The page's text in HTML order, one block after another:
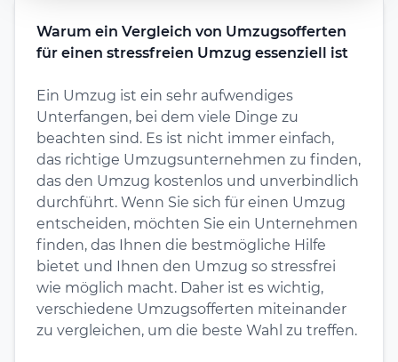
Warum ein Vergleich von Umzugsofferten
für einen stressfreien Umzug essenziell ist
Ein Umzug ist ein sehr aufwendiges
Unterfangen, bei dem viele Dinge zu
beachten sind. Es ist nicht immer einfach,
das richtige Umzugsunternehmen zu finden,
das den Umzug kostenlos und unverbindlich
durchführt. Wenn Sie sich für einen Umzug
entscheiden, möchten Sie ein Unternehmen
finden, das Ihnen die bestmögliche Hilfe
bietet und Ihnen den Umzug so stressfrei
wie möglich macht. Daher ist es wichtig,
verschiedene Umzugsofferten miteinander
zu vergleichen, um die beste Wahl zu treffen.